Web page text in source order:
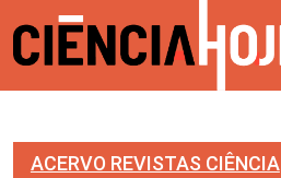
ACERVO REVISTAS CIÊNCIA